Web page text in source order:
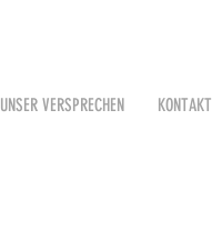
UNSER VERSPRECHEN KONTAKT